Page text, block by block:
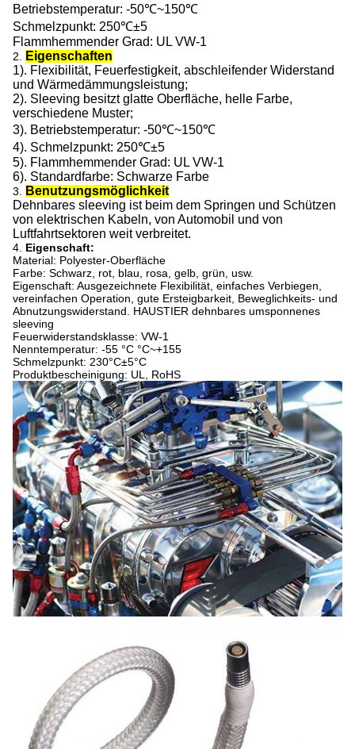
Betriebstemperatur: -50℃~150℃
Schmelzpunkt: 250℃±5
Flammhemmender Grad: UL VW-1
2.
Eigenschaften
1). Flexibilität, Feuerfestigkeit, abschleifender Widerstand
und Wärmedämmungsleistung;
2). Sleeving besitzt glatte Oberfläche, helle Farbe,
verschiedene Muster;
3). Betriebstemperatur: -50℃~150℃
4). Schmelzpunkt: 250℃±5
5). Flammhemmender Grad: UL VW-1
6). Standardfarbe: Schwarze Farbe
3.
Benutzungsmöglichkeit
Dehnbares sleeving ist beim dem Springen und Schützen
von elektrischen Kabeln, von Automobil und von
Luftfahrtsektoren weit verbreitet.
4. Eigenschaft:
Material: Polyester-Oberfläche
Farbe: Schwarz, rot, blau, rosa, gelb, grün, usw.
Eigenschaft: Ausgezeichnete Flexibilität, einfaches Verbiegen,
vereinfachen Operation, gute Ersteigbarkeit, Beweglichkeits- und
Abnutzungswiderstand. HAUSTIER dehnbares umsponnenes
sleeving
Feuerwiderstandsklasse: VW-1
Nenntemperatur: -55 °C °C~+155
Schmelzpunkt: 230°C±5°C
Produktbescheinigung: UL, RoHS